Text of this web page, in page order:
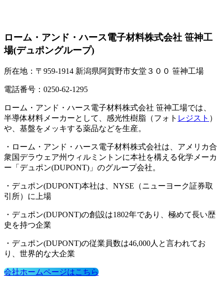
ローム・アンド・ハース電子材料株式会社 笹神工
場(デュポングループ)
所在地：〒959-1914 新潟県阿賀野市女堂３００ 笹神工場
電話番号：0250-62-1295
ローム・アンド・ハース電子材料株式会社 笹神工場では、
半導体材料メーカーとして、感光性樹脂（フォト レジスト ）
や、基盤をメッキする薬品などを生産。
・ローム・アンド・ハース電子材料株式会社は、アメリカ合
衆国デラウェア州ウィルミントンに本社を構える化学メーカ
ー「デュポン(DUPONT)」のグループ会社。
・デュポン(DUPONT)本社は、NYSE（ニューヨーク証券取
引所）に上場
・デュポン(DUPONT)の創設は1802年であり、極めて長い歴
史を持つ企業
・デュポン(DUPONT)の従業員数は46,000人と言われてお
り、世界的な大企業
会社ホームページはこちら